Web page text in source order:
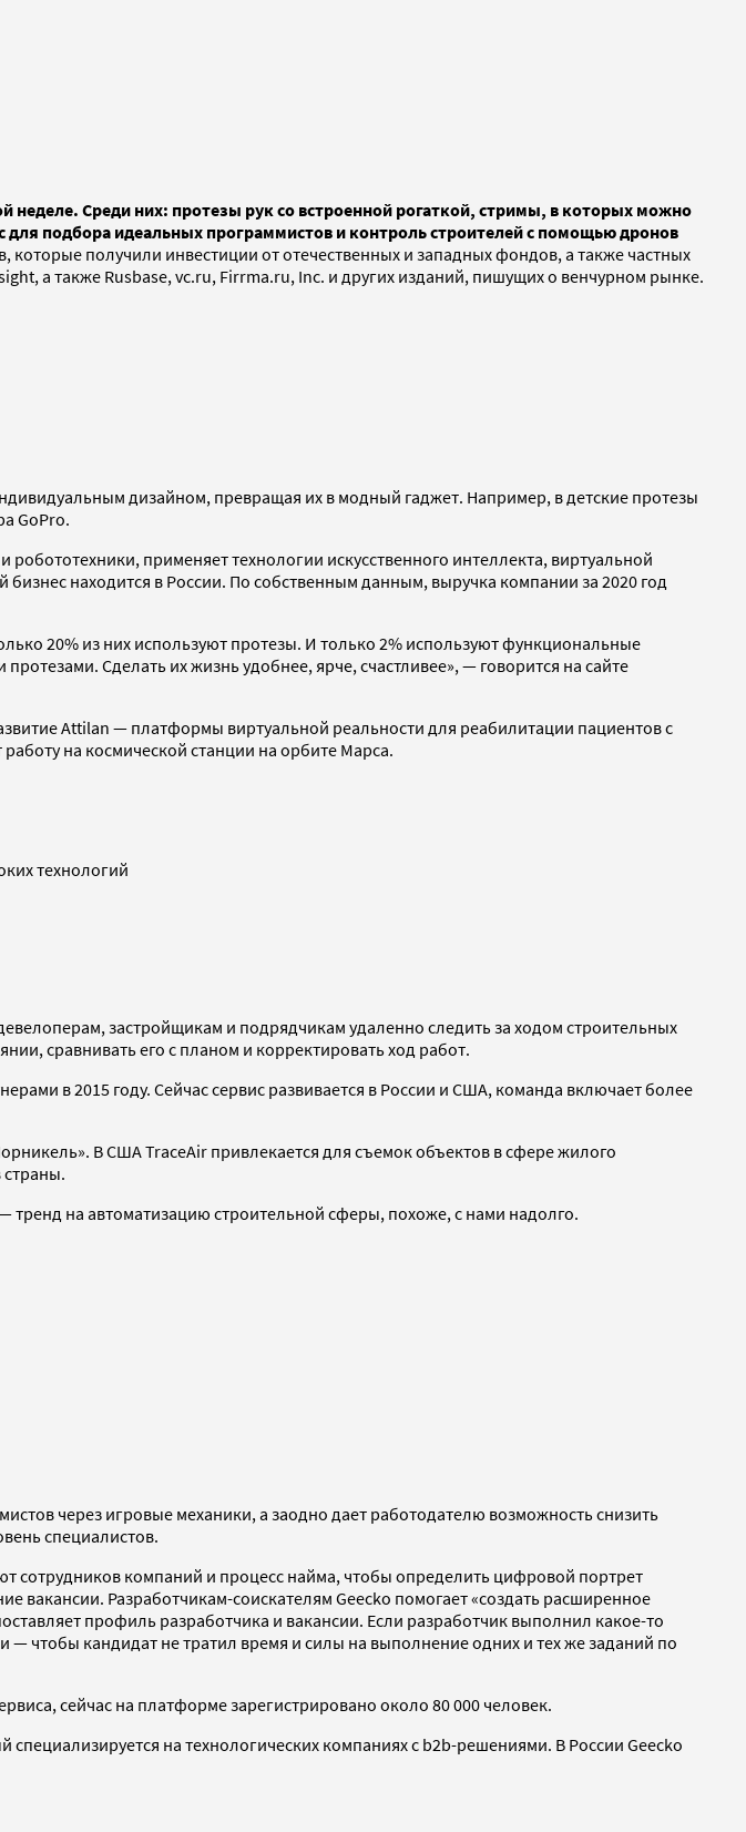
неделе. Среди них: протезы рук со встроенной рогаткой, стримы, в которых можно
подбора идеальных программистов и контроль строителей с помощью дронов
получили инвестиции от отечественных и западных фондов, а также частных
а также Rusbase, vc.ru, Firrma.ru, Inc. и других изданий, пишущих о венчурном рынке.
дизайном, превращая их в модный гаджет. Например, в детские протезы
GoPro.
применяет технологии искусственного интеллекта, виртуальной
находится в России. По собственным данным, выручка компании за 2020 год
20% из них используют протезы. И только 2% используют функциональные
Сделать их жизнь удобнее, ярче, счастливее», — говорится на сайте
Attilan — платформы виртуальной реальности для реабилитации пациентов с
на космической станции на орбите Марса.
технологий
застройщикам и подрядчикам удаленно следить за ходом строительных
сравнивать его с планом и корректировать ход работ.
в 2015 году. Сейчас сервис развивается в России и США, команда включает более
В США TraceAir привлекается для съемок объектов в сфере жилого
страны.
тренд на автоматизацию строительной сферы, похоже, с нами надолго.
через игровые механики, а заодно дает работодателю возможность снизить
специалистов.
сотрудников компаний и процесс найма, чтобы определить цифровой портрет
вакансии. Разработчикам-соискателям Geecko помогает «создать расширенное
профиль разработчика и вакансии. Если разработчик выполнил какое-то
— чтобы кандидат не тратил время и силы на выполнение одних и тех же заданий по
, сейчас на платформе зарегистрировано около 80 000 человек.
на технологических компаниях с b2b-решениями. В России Geecko